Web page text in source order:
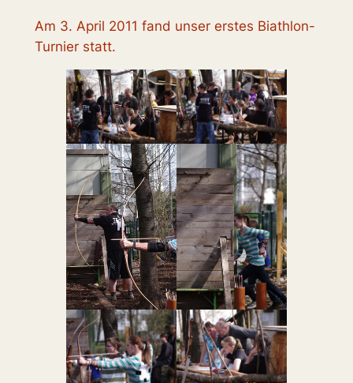
Am 3. April 2011 fand unser erstes Biathlon-
Turnier statt.